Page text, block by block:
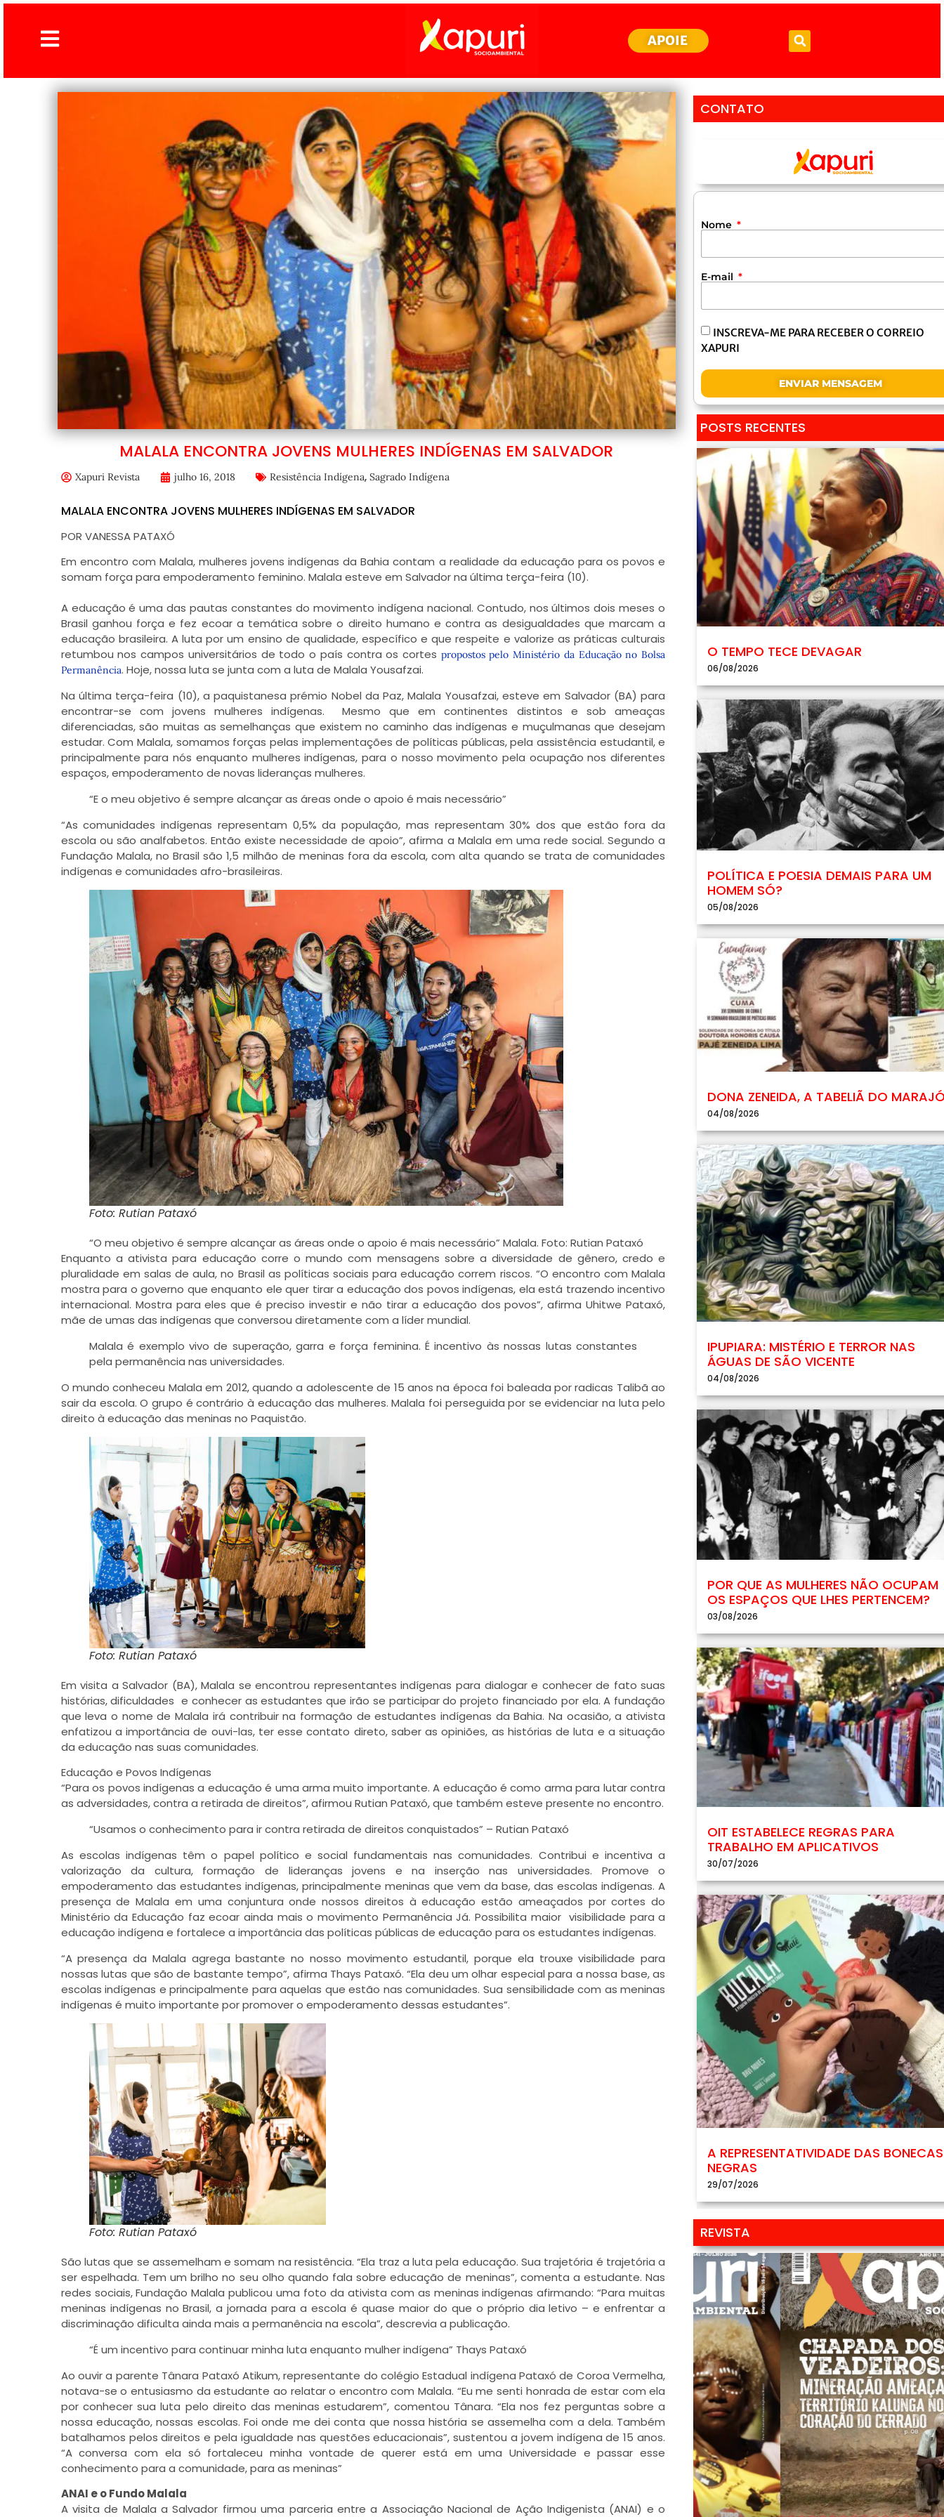
APOIE
MALALA ENCONTRA JOVENS MULHERES INDÍGENAS EM SALVADOR
Xapuri Revista julho 16, 2018 Resistência Indígena, Sagrado Indígena
MALALA ENCONTRA JOVENS MULHERES INDÍGENAS EM SALVADOR
POR VANESSA PATAXÓ
Em encontro com Malala, mulheres jovens indígenas da Bahia contam a realidade da educação para os povos e
somam força para empoderamento feminino. Malala esteve em Salvador na última terça-feira (10).
A educação é uma das pautas constantes do movimento indígena nacional. Contudo, nos últimos dois meses o
Brasil ganhou força e fez ecoar a temática sobre o direito humano e contra as desigualdades que marcam a
educação brasileira. A luta por um ensino de qualidade, específico e que respeite e valorize as práticas culturais
retumbou nos campos universitários de todo o país contra os cortes propostos pelo Ministério da Educação no Bolsa
Permanência. Hoje, nossa luta se junta com a luta de Malala Yousafzai.
Na última terça-feira (10), a paquistanesa prémio Nobel da Paz, Malala Yousafzai, esteve em Salvador (BA) para
encontrar-se com jovens mulheres indígenas. Mesmo que em continentes distintos e sob ameaças
diferenciadas, são muitas as semelhanças que existem no caminho das indígenas e muçulmanas que desejam
estudar. Com Malala, somamos forças pelas implementações de políticas públicas, pela assistência estudantil, e
principalmente para nós enquanto mulheres indígenas, para o nosso movimento pela ocupação nos diferentes
espaços, empoderamento de novas lideranças mulheres.
“E o meu objetivo é sempre alcançar as áreas onde o apoio é mais necessário”
“As comunidades indígenas representam 0,5% da população, mas representam 30% dos que estão fora da
escola ou são analfabetos. Então existe necessidade de apoio”, afirma a Malala em uma rede social. Segundo a
Fundação Malala, no Brasil são 1,5 milhão de meninas fora da escola, com alta quando se trata de comunidades
indígenas e comunidades afro-brasileiras.
Foto: Rutian Pataxó
“O meu objetivo é sempre alcançar as áreas onde o apoio é mais necessário” Malala. Foto: Rutian Pataxó
Enquanto a ativista para educação corre o mundo com mensagens sobre a diversidade de gênero, credo e
pluralidade em salas de aula, no Brasil as políticas sociais para educação correm riscos. “O encontro com Malala
mostra para o governo que enquanto ele quer tirar a educação dos povos indígenas, ela está trazendo incentivo
internacional. Mostra para eles que é preciso investir e não tirar a educação dos povos”, afirma Uhitwe Pataxó,
mãe de umas das indígenas que conversou diretamente com a líder mundial.
Malala é exemplo vivo de superação, garra e força feminina. É incentivo às nossas lutas constantes
pela permanência nas universidades.
O mundo conheceu Malala em 2012, quando a adolescente de 15 anos na época foi baleada por radicas Talibã ao
sair da escola. O grupo é contrário à educação das mulheres. Malala foi perseguida por se evidenciar na luta pelo
direito à educação das meninas no Paquistão.
Foto: Rutian Pataxó
Em visita a Salvador (BA), Malala se encontrou representantes indígenas para dialogar e conhecer de fato suas
histórias, dificuldades e conhecer as estudantes que irão se participar do projeto financiado por ela. A fundação
que leva o nome de Malala irá contribuir na formação de estudantes indígenas da Bahia. Na ocasião, a ativista
enfatizou a importância de ouvi-las, ter esse contato direto, saber as opiniões, as histórias de luta e a situação
da educação nas suas comunidades.
Educação e Povos Indígenas
“Para os povos indígenas a educação é uma arma muito importante. A educação é como arma para lutar contra
as adversidades, contra a retirada de direitos”, afirmou Rutian Pataxó, que também esteve presente no encontro.
“Usamos o conhecimento para ir contra retirada de direitos conquistados” – Rutian Pataxó
As escolas indígenas têm o papel político e social fundamentais nas comunidades. Contribui e incentiva a
valorização da cultura, formação de lideranças jovens e na inserção nas universidades. Promove o
empoderamento das estudantes indígenas, principalmente meninas que vem da base, das escolas indígenas. A
presença de Malala em uma conjuntura onde nossos direitos à educação estão ameaçados por cortes do
Ministério da Educação faz ecoar ainda mais o movimento Permanência Já. Possibilita maior visibilidade para a
educação indígena e fortalece a importância das políticas públicas de educação para os estudantes indígenas.
“A presença da Malala agrega bastante no nosso movimento estudantil, porque ela trouxe visibilidade para
nossas lutas que são de bastante tempo”, afirma Thays Pataxó. “Ela deu um olhar especial para a nossa base, as
escolas indígenas e principalmente para aquelas que estão nas comunidades. Sua sensibilidade com as meninas
indígenas é muito importante por promover o empoderamento dessas estudantes”.
Foto: Rutian Pataxó
São lutas que se assemelham e somam na resistência. “Ela traz a luta pela educação. Sua trajetória é trajetória a
ser espelhada. Tem um brilho no seu olho quando fala sobre educação de meninas”, comenta a estudante. Nas
redes sociais, Fundação Malala publicou uma foto da ativista com as meninas indígenas afirmando: “Para muitas
meninas indígenas no Brasil, a jornada para a escola é quase maior do que o próprio dia letivo – e enfrentar a
discriminação dificulta ainda mais a permanência na escola”, descrevia a publicação.
“É um incentivo para continuar minha luta enquanto mulher indígena” Thays Pataxó
Ao ouvir a parente Tânara Pataxó Atikum, representante do colégio Estadual indígena Pataxó de Coroa Vermelha,
notava-se o entusiasmo da estudante ao relatar o encontro com Malala. “Eu me senti honrada de estar com ela
por conhecer sua luta pelo direito das meninas estudarem”, comentou Tânara. “Ela nos fez perguntas sobre a
nossa educação, nossas escolas. Foi onde me dei conta que nossa história se assemelha com a dela. Também
batalhamos pelos direitos e pela igualdade nas questões educacionais”, sustentou a jovem indígena de 15 anos.
“A conversa com ela só fortaleceu minha vontade de querer está em uma Universidade e passar esse
conhecimento para a comunidade, para as meninas”
ANAI e o Fundo Malala
A visita de Malala a Salvador firmou uma parceria entre a Associação Nacional de Ação Indigenista (ANAI) e o
CONTATO
Nome
E-mail
INSCREVA-ME PARA RECEBER O CORREIO
XAPURI
ENVIAR MENSAGEM
POSTS RECENTES
O TEMPO TECE DEVAGAR
06/08/2026
POLÍTICA E POESIA DEMAIS PARA UM
HOMEM SÓ?
05/08/2026
DONA ZENEIDA, A TABELIÃ DO
04/08/2026
IPUPIARA: MISTÉRIO E TERROR NAS
ÁGUAS DE SÃO VICENTE
04/08/2026
POR QUE AS MULHERES NÃO OCUPAM
OS ESPAÇOS QUE LHES PERTENCEM?
03/08/2026
OIT ESTABELECE REGRAS PARA
TRABALHO EM APLICATIVOS
30/07/2026
A REPRESENTATIVIDADE DAS BONECAS
NEGRAS
29/07/2026
REVISTA